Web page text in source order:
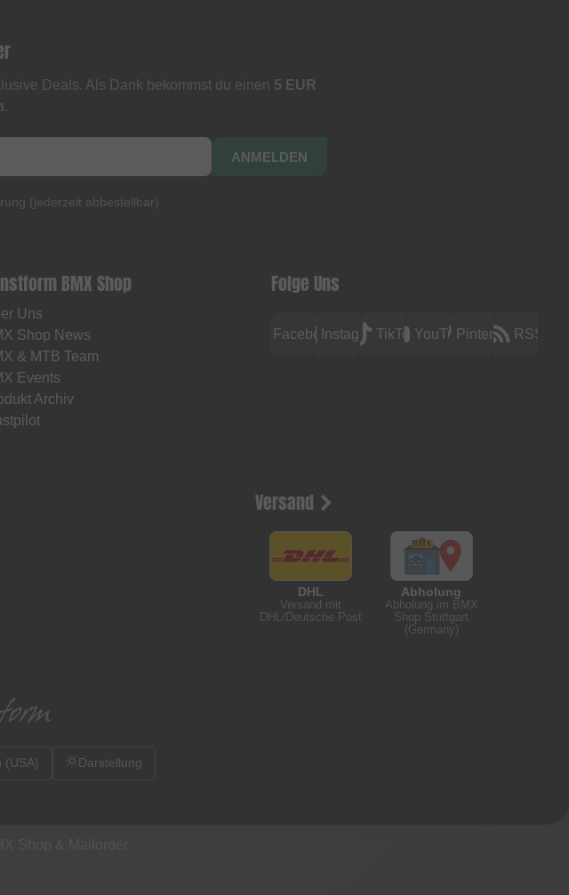
Deals. Als Dank bekommst du einen 5 EUR
.
ANMELDEN
(jederzeit abbestellbar)
BMX Shop
Uns
Shop News
& MTB Team
Events
Archiv
Folge Uns
FacebookInstagramTikTokYouTubePinterest RSS
Versand
DHL
Versand mit
DHL/Deutsche Post
Abholung
Abholung im BMX
Shop Stuttgart
(Germany)
(USA) Darstellung